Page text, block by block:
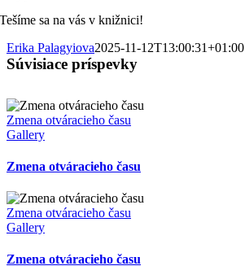
Tešíme sa na vás v knižnici!
Erika Palagyiova2025-11-12T13:00:31+01:00
Súvisiace príspevky
Zmena otváracieho času
Gallery
Zmena otváracieho času
Zmena otváracieho času
Gallery
Zmena otváracieho času